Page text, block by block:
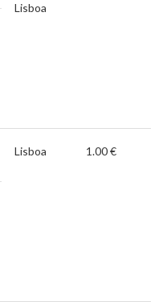
Lisboa
Lisboa 1.00 €